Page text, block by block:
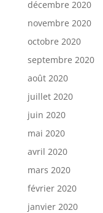
décembre 2020
novembre 2020
octobre 2020
septembre 2020
août 2020
juillet 2020
juin 2020
mai 2020
avril 2020
mars 2020
février 2020
janvier 2020